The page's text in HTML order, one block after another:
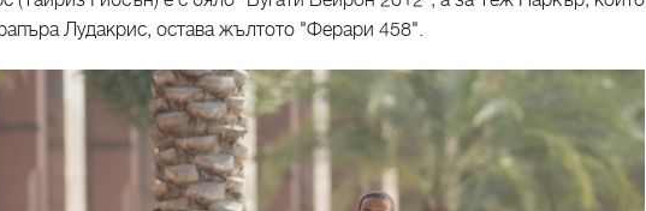
Лудакрис, остава жълтото "Ферари 458".